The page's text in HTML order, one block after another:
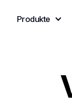
Produkte